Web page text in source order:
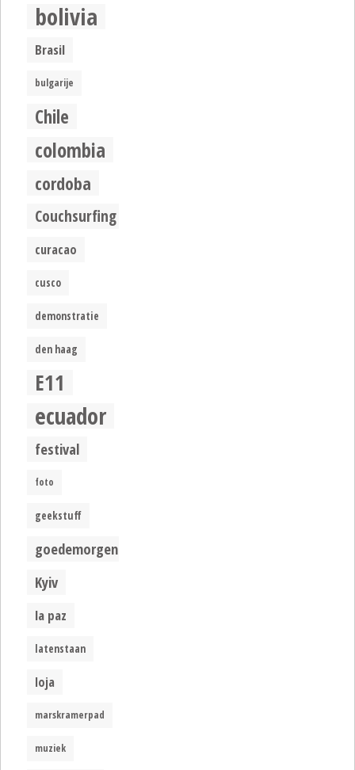
bolivia
Brasil
bulgarije
Chile
colombia
cordoba
Couchsurfing
curacao
cusco
demonstratie
den haag
E11
ecuador
festival
foto
geekstuff
goedemorgen
Kyiv
la paz
latenstaan
loja
marskramerpad
muziek